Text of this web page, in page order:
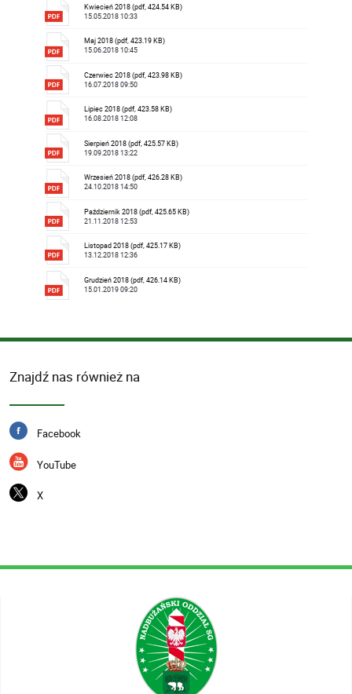
Kwiecień 2018 (pdf, 424.54 KB)
15.05.2018 10:33
Maj 2018 (pdf, 423.19 KB)
15.06.2018 10:45
Czerwiec 2018 (pdf, 423.98 KB)
16.07.2018 09:50
Lipiec 2018 (pdf, 423.58 KB)
16.08.2018 12:08
Sierpień 2018 (pdf, 425.57 KB)
19.09.2018 13:22
Wrzesień 2018 (pdf, 426.28 KB)
24.10.2018 14:50
Październik 2018 (pdf, 425.65 KB)
21.11.2018 12:53
Listopad 2018 (pdf, 425.17 KB)
13.12.2018 12:36
Grudzień 2018 (pdf, 426.14 KB)
15.01.2019 09:20
Znajdź nas również na
Facebook
YouTube
X